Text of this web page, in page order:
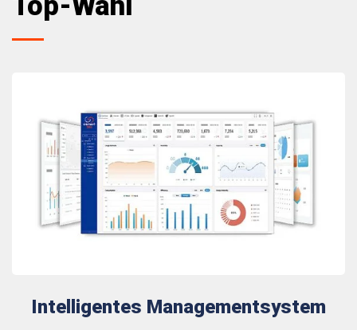
Intelligentes Managementsystem